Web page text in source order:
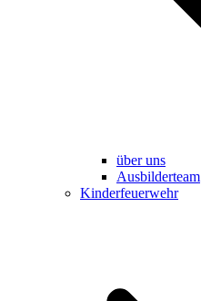
über uns
Ausbilderteam
Kinderfeuerwehr